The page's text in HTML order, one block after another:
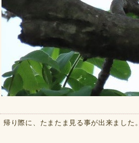
帰り際に、たまたま見る事が出来ました。